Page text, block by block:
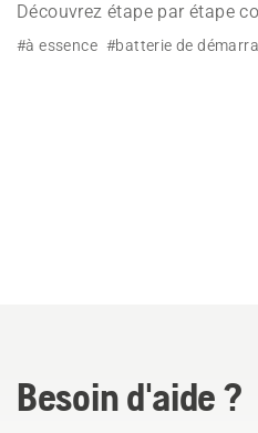
Découvrez étape par étape
démarrage de votre tracteur
#à essence #batterie de
Besoin d'aide ?